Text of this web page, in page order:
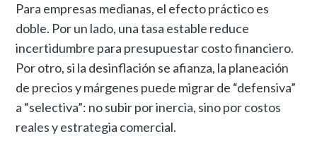
Para empresas medianas, el efecto práctico es
doble. Por un lado, una tasa estable reduce
incertidumbre para presupuestar costo financiero.
Por otro, si la desinflación se afianza, la planeación
de precios y márgenes puede migrar de “defensiva”
a “selectiva”: no subir por inercia, sino por costos
reales y estrategia comercial.